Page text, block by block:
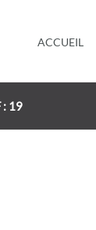
ACCUEIL
: 19